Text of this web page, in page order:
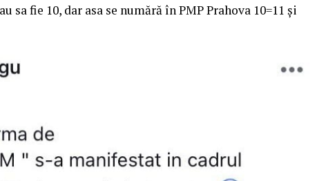
fie 10, dar asa se numără în PMP Prahova 10=11 și